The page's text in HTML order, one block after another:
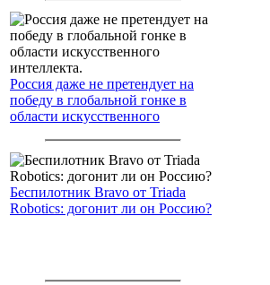
Россия даже не претендует на
победу в глобальной гонке в
области искусственного
Беспилотник Bravo от Triada
Robotics: догонит ли он Россию?